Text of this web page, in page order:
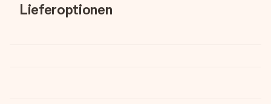
Lieferoptionen